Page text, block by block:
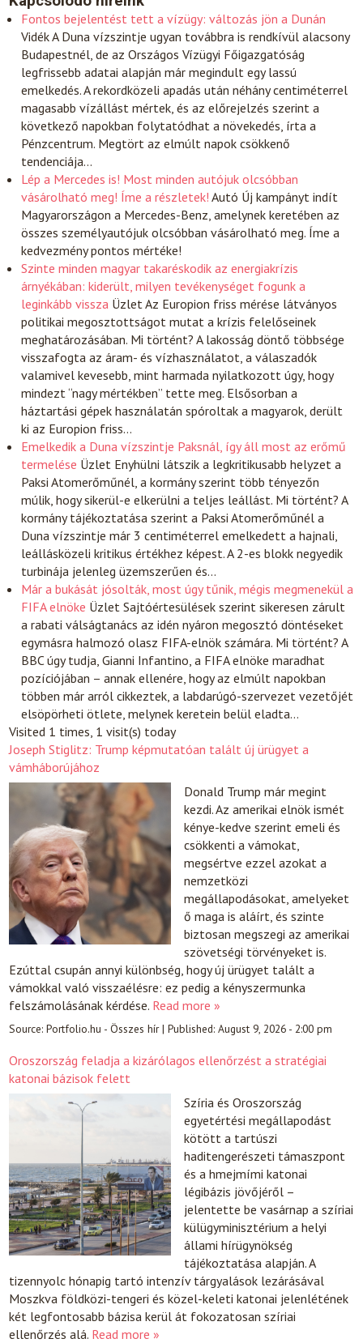
Fontos bejelentést tett a vízügy: változás jön a Dunán
VidékA Duna vízszintje ugyan továbbra is rendkívül alacsony
Budapestnél, de az Országos Vízügyi Főigazgatóság
legfrissebb adatai alapján már megindult egy lassú
emelkedés. A rekordközeli apadás után néhány centiméterrel
magasabb vízállást mértek, és az előrejelzés szerint a
következő napokban folytatódhat a növekedés, írta a
Pénzcentrum. Megtört az elmúlt napok csökkenő
tendenciája…
Lép a Mercedes is! Most minden autójuk olcsóbban
vásárolható meg! Íme a részletek! Autó Új kampányt indít
Magyarországon a Mercedes-Benz, amelynek keretében az
összes személyautójuk olcsóbban vásárolható meg. Íme a
kedvezmény pontos mértéke!
Szinte minden magyar takaréskodik az energiakrízis
árnyékában: kiderült, milyen tevékenységet fogunk a
leginkább vissza ÜzletAz Europion friss mérése látványos
politikai megosztottságot mutat a krízis felelőseinek
meghatározásában. Mi történt? A lakosság döntő többsége
visszafogta az áram- és vízhasználatot, a válaszadók
valamivel kevesebb, mint harmada nyilatkozott úgy, hogy
mindezt “nagy mértékben” tette meg. Elsősorban a
háztartási gépek használatán spóroltak a magyarok, derült
ki az Europion friss…
Emelkedik a Duna vízszintje Paksnál, így áll most az erőmű
termelése Üzlet Enyhülni látszik a legkritikusabb helyzet a
Paksi Atomerőműnél, a kormány szerint több tényezőn
múlik, hogy sikerül-e elkerülni a teljes leállást. Mi történt? A
kormány tájékoztatása szerint a Paksi Atomerőműnél a
Duna vízszintje már 3 centiméterrel emelkedett a hajnali,
leállásközeli kritikus értékhez képest. A 2-es blokk negyedik
turbinája jelenleg üzemszerűen és…
Már a bukását jósolták, most úgy tűnik, mégis megmenekül a
FIFA elnöke Üzlet Sajtóértesülések szerint sikeresen zárult
a rabati válságtanács az idén nyáron megosztó döntéseket
egymásra halmozó olasz FIFA-elnök számára. Mi történt? A
BBC úgy tudja, Gianni Infantino, a FIFA elnöke maradhat
pozíciójában – annak ellenére, hogy az elmúlt napokban
többen már arról cikkeztek, a labdarúgó-szervezet vezetőjét
elsöpörheti ötlete, melynek keretein belül eladta…
Visited 1 times, 1 visit(s) today
Joseph Stiglitz: Trump képmutatóan talált új ürügyet a
vámháborújához
Donald Trump már megint
kezdi. Az amerikai elnök ismét
kénye-kedve szerint emeli és
csökkenti a vámokat,
megsértve ezzel azokat a
nemzetközi
megállapodásokat, amelyeket
ő maga is aláírt, és szinte
biztosan megszegi az amerikai
szövetségi törvényeket is.
Ezúttal csupán annyi különbség, hogy új ürügyet talált a
vámokkal való visszaélésre: ez pedig a kényszermunka
felszámolásának kérdése. Read more »
Source:Portfolio.hu - Összes hír|Published:August 9, 2026 - 2:00 pm
Oroszország feladja a kizárólagos ellenőrzést a stratégiai
katonai bázisok felett
Szíria és Oroszország
egyetértési megállapodást
kötött a tartúszi
haditengerészeti támaszpont
és a hmejmími katonai
légibázis jövőjéről –
jelentette be vasárnap a szíriai
külügyminisztérium a helyi
állami hírügynökség
tájékoztatása alapján. A
tizennyolc hónapig tartó intenzív tárgyalások lezárásával
Moszkva földközi-tengeri és közel-keleti katonai jelenlétének
két legfontosabb bázisa kerül át fokozatosan szíriai
ellenőrzés alá. Read more »